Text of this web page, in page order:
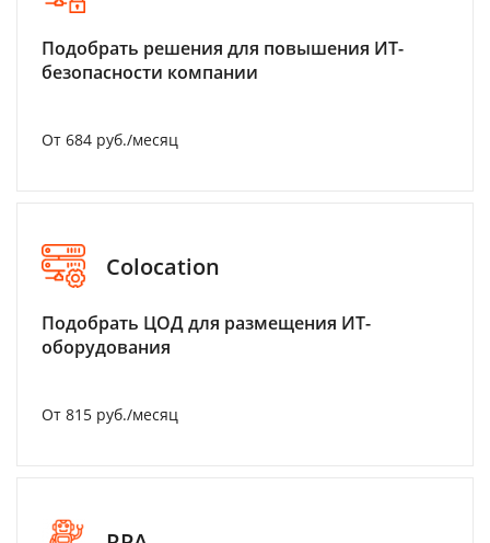
Подобрать решения для повышения ИТ-
безопасности компании
От 684 руб./месяц
Colocation
Подобрать ЦОД для размещения ИТ-
оборудования
От 815 руб./месяц